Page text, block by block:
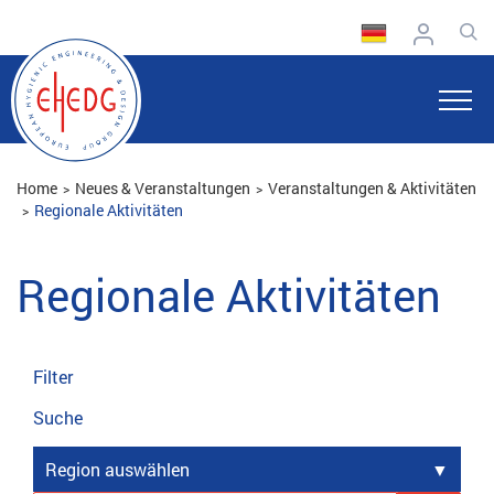
Home Neues & Veranstaltungen
Veranstaltungen & Aktivitäten
Regionale Aktivitäten
Regionale Aktivitäten
Filter
Suche
Region auswählen